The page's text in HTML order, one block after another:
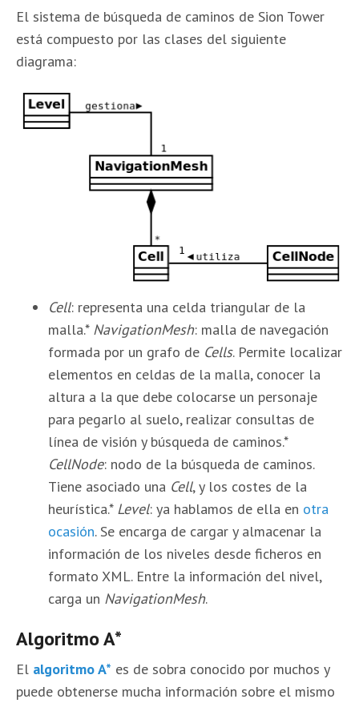
El sistema de búsqueda de caminos de Sion Tower
está compuesto por las clases del siguiente
diagrama:
Cell: representa una celda triangular de la
malla.* NavigationMesh: malla de navegación
formada por un grafo de Cells. Permite localizar
elementos en celdas de la malla, conocer la
altura a la que debe colocarse un personaje
para pegarlo al suelo, realizar consultas de
línea de visión y búsqueda de caminos.*
CellNode: nodo de la búsqueda de caminos.
Tiene asociado una Cell, y los costes de la
heurística.* Level: ya hablamos de ella en otra
ocasión. Se encarga de cargar y almacenar la
información de los niveles desde ficheros en
formato XML. Entre la información del nivel,
carga un NavigationMesh.
Algoritmo A*
El algoritmo A* es de sobra conocido por muchos y
puede obtenerse mucha información sobre el mismo